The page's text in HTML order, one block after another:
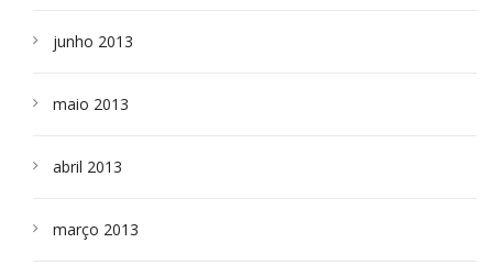
junho 2013
maio 2013
abril 2013
março 2013